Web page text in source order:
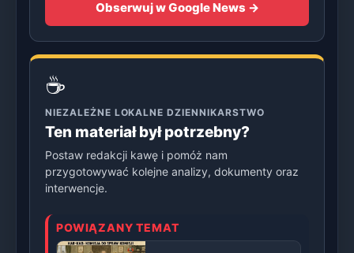
Obserwuj w Google News →
☕
NIEZALEŻNE LOKALNE DZIENNIKARSTWO
Ten materiał był potrzebny?
Postaw redakcji kawę i pomóż nam
przygotowywać kolejne analizy, dokumenty oraz
interwencje.
POWIĄZANY TEMAT